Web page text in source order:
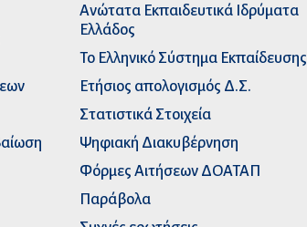
Ανώτατα Eκπαιδευτικά Iδρύματα
Ελλάδος
Το Ελληνικό Σύστημα Εκπαίδευσης
Ετήσιος απολογισμός Δ.Σ.
Στατιστικά Στοιχεία
Ψηφιακή Διακυβέρνηση
Φόρμες Αιτήσεων ΔΟΑΤΑΠ
Παράβολα